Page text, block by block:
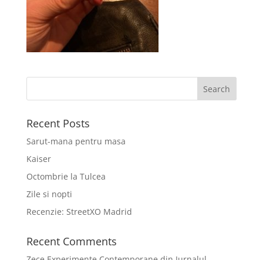
Recent Posts
Sarut-mana pentru masa
Kaiser
Octombrie la Tulcea
Zile si nopti
Recenzie: StreetXO Madrid
Recent Comments